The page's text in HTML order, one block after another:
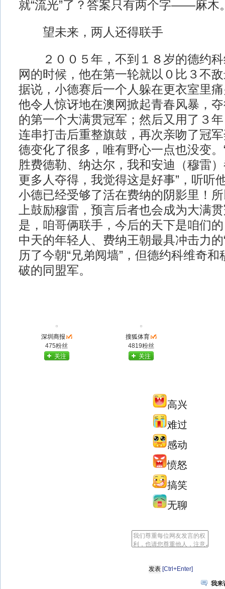
就“流光”了？答案只有两个字——麻木
望未来，两人还得联手
２００５年，不到１８岁的德约科
网的时候，他在第一轮就以０比３不
据说，小德赛后一个人躲在更衣室里
他令人惊讶地在澳网掀起青春风暴，
的第一个大满贯冠军；然后又用了３
连串打击后重整旗鼓，再次亲吻了冠
德变化了很多，唯有野心一点也没变
胜费德勒、纳达尔，我和安迪（穆雷
更多人夺得，我觉得这是好事”，听听
小德已经受够了活在费纳的阴影里！
上鼓励穆雷，预言后者也会成为大满
是，咱哥俩联手，今后的天下是咱们
中天的年轻人、费纳王朝最具冲击力的
历了今朝“兄弟阋墙”，但德约科维奇
破的同盟军。
深圳商报
475粉丝
关注
搜狐体育
4819粉丝
关注
高兴
难过
感动
愤怒
搞笑
无聊
[Ctrl+Enter]
我来